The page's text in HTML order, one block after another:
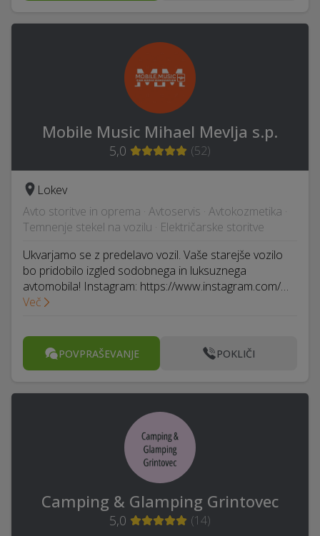
Mobile Music Mihael Mevlja s.p.
5,0 (52)
Lokev
Avto storitve in oprema · Avtoservis · Avtokozmetika ·
Temnenje stekel na vozilu · Električarske storitve
Ukvarjamo se z predelavo vozil. Vaše starejše vozilo
bo pridobilo izgled sodobnega in luksuznega
avtomobila! Instagram: https://www.instagram.com/…
Več
POVPRAŠEVANJE POKLIČI
Camping & Glamping Grintovec
5,0 (14)